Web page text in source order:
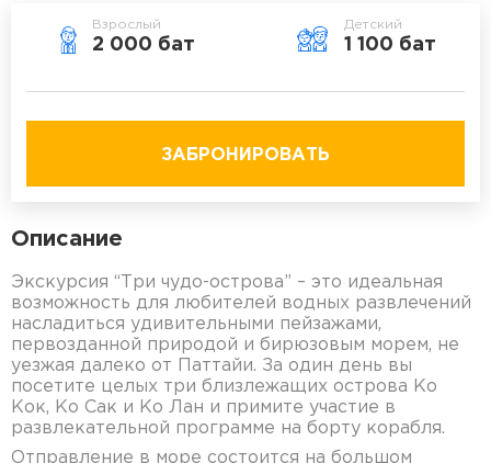
Взрослый
2 000 бат
Детский
1 100 бат
ЗАБРОНИРОВАТЬ
Описание
Экскурсия “Три чудо-острова” – это идеальная
возможность для любителей водных развлечений
насладиться удивительными пейзажами,
первозданной природой и бирюзовым морем, не
уезжая далеко от Паттайи. За один день вы
посетите целых три близлежащих острова Ко
Кок, Ко Сак и Ко Лан и примите участие в
развлекательной программе на борту корабля.
Отправление в море состоится на большом